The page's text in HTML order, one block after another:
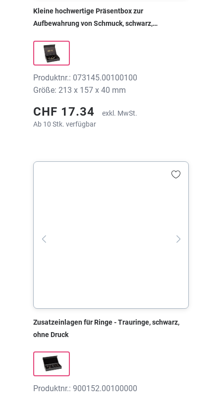
Kleine hochwertige Präsentbox zur
Aufbewahrung von Schmuck, schwarz,
Produktnr.: 073145.00100100
Größe: 213 x 157 x 40 mm
CHF 17.34
exkl. MwSt.
Ab 10 Stk. verfügbar
Zusatzeinlagen für Ringe - Trauringe, schwarz,
ohne Druck
Produktnr.: 900152.00100000